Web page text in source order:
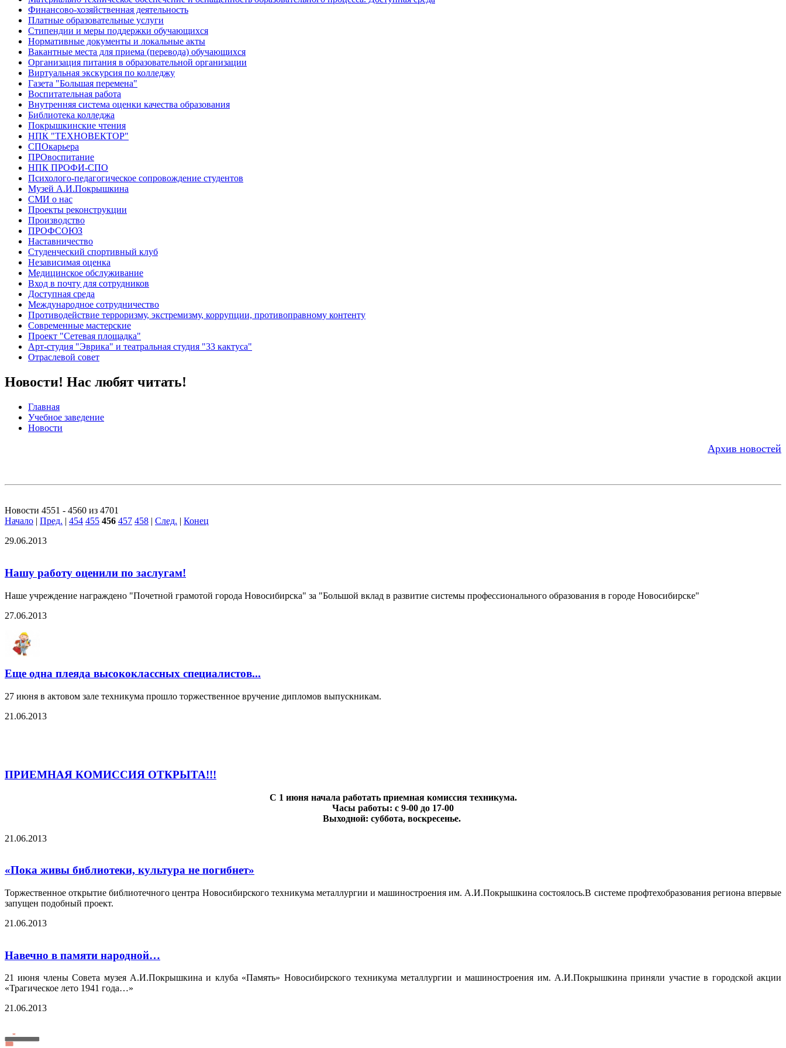
Финансово-хозяйственная деятельность
Платные образовательные услуги
Стипендии и меры поддержки обучающихся
Нормативные документы и локальные акты
Вакантные места для приема (перевода) обучающихся
Организация питания в образовательной организации
Виртуальная экскурсия по колледжу
Газета "Большая перемена"
Воспитательная работа
Внутренняя система оценки качества образования
Библиотека колледжа
Покрышкинские чтения
НПК "ТЕХНОВЕКТОР"
СПОкарьера
ПРОвоспитание
НПК ПРОФИ-СПО
Психолого-педагогическое сопровождение студентов
Музей А.И.Покрышкина
СМИ о нас
Проекты реконструкции
Производство
ПРОФСОЮЗ
Наставничество
Студенческий спортивный клуб
Независимая оценка
Медицинское обслуживание
Вход в почту для сотрудников
Доступная среда
Международное сотрудничество
Противодействие терроризму, экстремизму, коррупции, противоправному контенту
Современные мастерские
Проект "Сетевая площадка"
Арт-студия "Эврика" и театральная студия "33 кактуса"
Отраслевой совет
Новости! Нас любят читать!
Главная
Учебное заведение
Новости
Архив новостей
Новости 4551 - 4560 из 4701
Начало | Пред. | 454 455 456 457 458 | След. | Конец
29.06.2013
Нашу работу оценили по заслугам!
Наше учреждение награждено "Почетной грамотой города Новосибирска" за "Большой вклад в развитие системы профессионального образования в городе Новосибирске"
27.06.2013
Еще одна плеяда высококлассных специалистов...
27 июня в актовом зале техникума прошло торжественное вручение дипломов выпускникам.
21.06.2013
ПРИЕМНАЯ КОМИССИЯ ОТКРЫТА!!!
С 1 июня начала работать приемная комиссия техникума.
Часы работы: с 9-00 до 17-00
Выходной: суббота, воскресенье.
21.06.2013
«Пока живы библиотеки, культура не погибнет»
Торжественное открытие библиотечного центра Новосибирского техникума металлургии и машиностроения им. А.И.Покрышкина состоялось.В системе профтехобразования региона впервые
запущен подобный проект.
21.06.2013
Навечно в памяти народной…
21 июня члены Совета музея А.И.Покрышкина и клуба «Память» Новосибирского техникума металлургии и машиностроения им. А.И.Покрышкина приняли участие в городской акции
«Трагическое лето 1941 года…»
21.06.2013